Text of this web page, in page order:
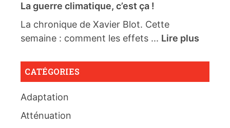
La guerre climatique, c’est ça !
La chronique de Xavier Blot. Cette
semaine : comment les effets ... Lire plus
CATÉGORIES
Adaptation
Atténuation